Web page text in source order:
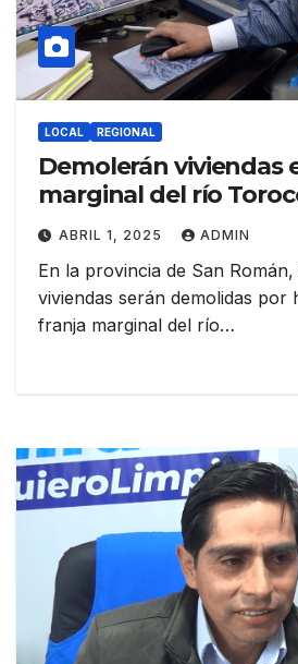
LOCAL REGIONAL
Demolerán viviendas
marginal del río
ABRIL 1, 2025 ADMIN
En la provincia de San
viviendas serán demolidas por
franja marginal del río…